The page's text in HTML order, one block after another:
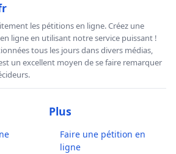
les pétitions en ligne. Créez une
ligne en utilisant notre service puissant !
tous les jours dans divers médias,
un excellent moyen de se faire remarquer
Plus
Faire une pétition en
ligne